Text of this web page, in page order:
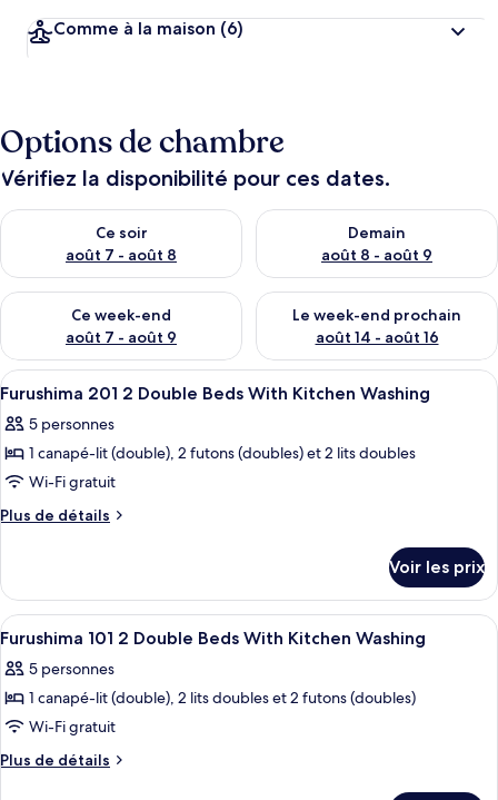
Comme à la maison (6)
Options de chambre
Vérifiez la disponibilité pour ces dates.
Ce soir
août 7 - août 8
Vérifier la disponibilité pour ce soir août 7 - août 8
Demain
août 8 - août 9
Vérifier la disponibilité pour
Ce week-end
août 7 - août 9
Vérifier la disponibilité pour ce week-end août 7 - août 9
Le week-end prochain
août 14 - août 16
Vérifier la disponibilité pour
Afficher
toutes
les
photos
pour
ce
chambre :
Furushima
201
2
Double
Beds
With
Kitchen
Une chambre d’hôtel avec deux lits,
35
Furushima 201 2 Double Beds With Kitchen Washing
5 personnes
1 canapé-lit (double), 2 futons (doubles) et 2 lits doubles
Wi-Fi gratuit
Plus de détails
Plus
le
type
de
Furushima
201
Double
Beds
With
Voir les prix
Afficher
toutes
les
photos
pour
ce
Une chambre d’hôtel avec deux
42
Furushima 101 2 Double Beds With Kitchen Washing
5 personnes
1 canapé-lit (double), 2 lits doubles et 2 futons (doubles)
Wi-Fi gratuit
Plus de détails
Plus